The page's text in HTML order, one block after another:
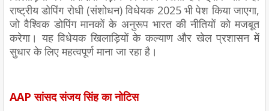
राष्ट्रीय डोपिंग रोधी (संशोधन) विधेयक 2025 भी पेश किया जाएगा,
जो वैश्विक डोपिंग मानकों के अनुरूप भारत की नीतियों को मजबूत
करेगा। यह विधेयक खिलाड़ियों के कल्याण और खेल प्रशासन में
सुधार के लिए महत्वपूर्ण माना जा रहा है।
AAP सांसद संजय सिंह का नोटिस